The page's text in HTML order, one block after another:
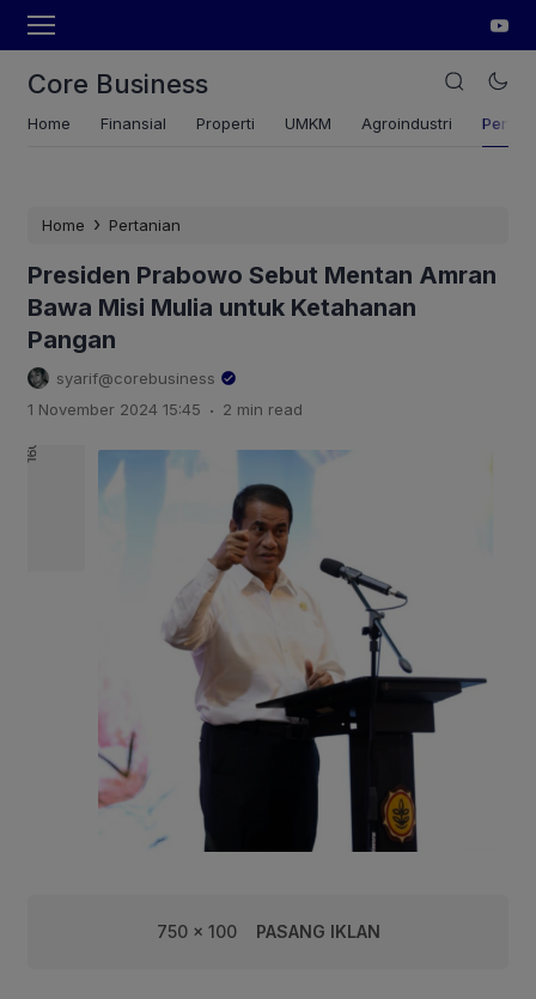
Core Business
Home Finansial Properti UMKM Agroindustri
Home › Pertanian
Presiden Prabowo Sebut Mentan Amran
Bawa Misi Mulia untuk Ketahanan
Pangan
syarif@corebusiness
1 November 2024 15:45 . 2 min read
750 x 100 PASANG IKLAN